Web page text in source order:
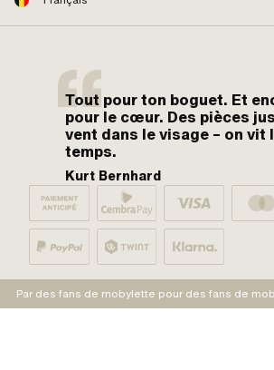
Tout pour ton boguet. Et
pour le cœur. Des pièces
vent dans le visage – on vit
temps.
Kurt Bernhard
Par des fans de mobylette pour des fans de